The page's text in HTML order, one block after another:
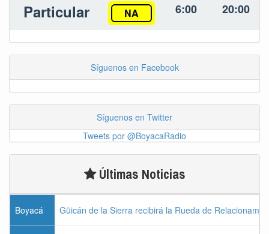
Particular NA 6:00 20:00
Síguenos en Facebook
Síguenos en Twitter
Tweets por @BoyacaRadio
Últimas Noticias
Boyacá Güicán de la Sierra recibirá la Rueda de